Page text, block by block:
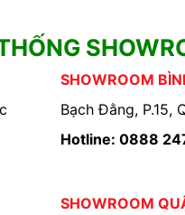
SHOWROOM
Bạch Đằng, P.15,
Hotline: 0888
SHOWROOM